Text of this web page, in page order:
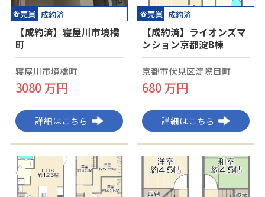
売買 成約済
【成約済】寝屋川市境橋
町
寝屋川市境橋町
3080 万円
詳細はこちら
売買 成約済
【成約済】ライオンズマ
ンション京都淀B棟
京都市伏見区淀際目町
680 万円
詳細はこちら